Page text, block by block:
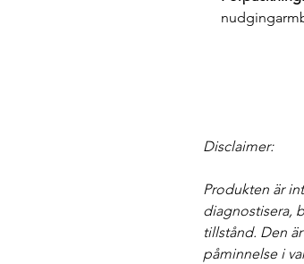
Disclaimer:
Produkten är
diagnostisera,
tillstånd. Den
påminnelse i